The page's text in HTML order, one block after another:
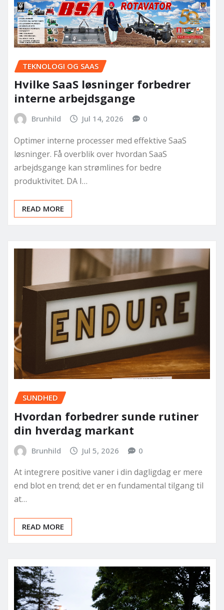
TEKNOLOGI OG SAAS
Hvilke SaaS løsninger forbedrer
interne arbejdsgange
Brunhild Jul 14, 2026 0
Optimer interne processer med effektive SaaS
løsninger. Få overblik over hvordan SaaS
arbejdsgange kan strømlines for bedre
produktivitet. DA I…
READ MORE
SUNDHED
Hvordan forbedrer sunde rutiner
din hverdag markant
Brunhild Jul 5, 2026 0
At integrere positive vaner i din dagligdag er mere
end blot en trend; det er en fundamental tilgang til
at…
READ MORE